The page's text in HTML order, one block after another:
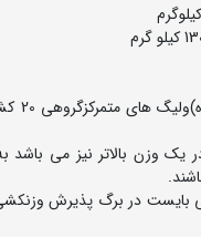
بایست در برگ پذیرش